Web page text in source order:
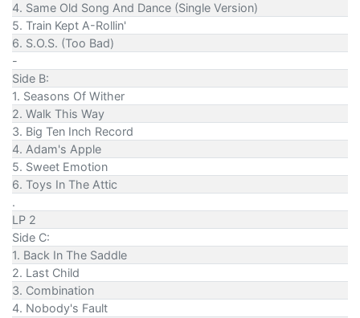
4. Same Old Song And Dance (Single Version)
5. Train Kept A-Rollin'
6. S.O.S. (Too Bad)
-
Side B:
1. Seasons Of Wither
2. Walk This Way
3. Big Ten Inch Record
4. Adam's Apple
5. Sweet Emotion
6. Toys In The Attic
.
LP 2
Side C:
1. Back In The Saddle
2. Last Child
3. Combination
4. Nobody's Fault